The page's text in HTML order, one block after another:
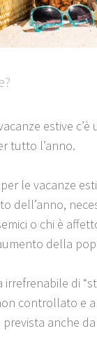
estive
tutto l’anno.
le vacanze
dell’anno,
o chi è
della
di
controllato e
anche